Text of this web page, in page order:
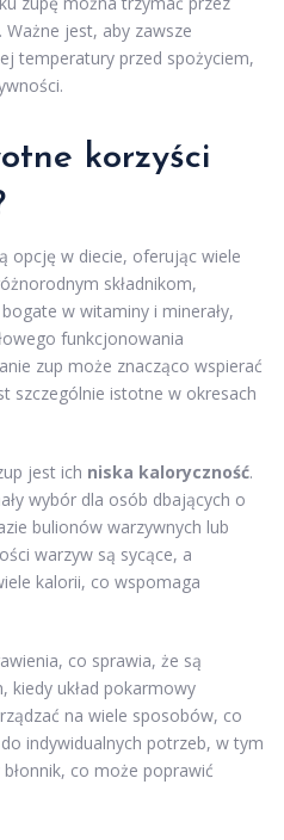
jest, aby zawsze
temperatury przed spożyciem,
korzyści
opcję w diecie, oferując wiele
składnikom,
w witaminy i minerały,
funkcjonowania
zup może znacząco wspierać
szczególnie istotne w okresach
jest ich niska kaloryczność.
wybór dla osób dbających o
bulionów warzywnych lub
warzyw są sycące, a
kalorii, co wspomaga
co sprawia, że są
kiedy układ pokarmowy
na wiele sposobów, co
indywidualnych potrzeb, w tym
co może poprawić